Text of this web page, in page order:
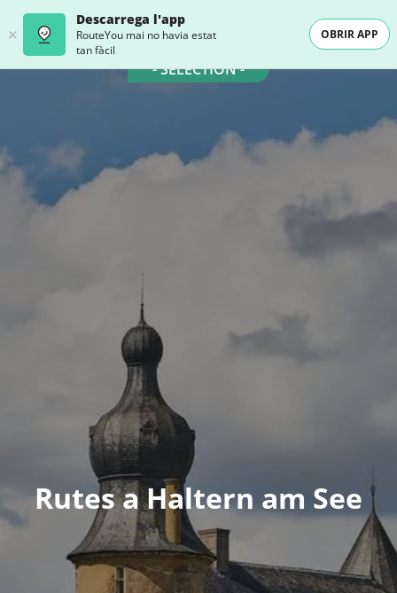
Descarrega l'app
RouteYou mai no havia estat
tan fàcil
OBRIR APP
- SELECTION -
Rutes a Haltern am See